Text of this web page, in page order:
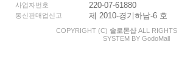
사업자번호 220-07-61880
통신판매업신고 제 2010-경기하남-6 호
COPYRIGHT (C) 솔로몬샵 ALL RIGHTS
SYSTEM BY GodoMall